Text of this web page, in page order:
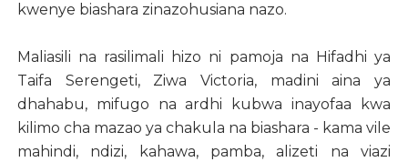
kwenye biashara zinazohusiana nazo.
Maliasili na rasilimali hizo ni pamoja na Hifadhi ya
Taifa Serengeti, Ziwa Victoria, madini aina ya
dhahabu, mifugo na ardhi kubwa inayofaa kwa
kilimo cha mazao ya chakula na biashara - kama vile
mahindi, ndizi, kahawa, pamba, alizeti na viazi